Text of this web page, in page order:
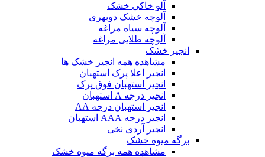
آلو خاکی خشک
آلوچه خشک دوبهری
آلوچه سیاه مراغه
آلوچه طلایی مراغه
انجیر خشک
مشاهده همه انجیر خشک ها
انجیر اعلا پرک استهبان
انجیر استهبان فوق پرک
انجیر درجه A استهبان
انجیر استهبان درجه AA
انجیر درجه AAA استهبان
انجیر آردی نخی
برگه میوه خشک
مشاهده همه برگه میوه خشک